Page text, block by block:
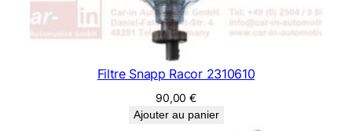
Filtre Snapp Racor 2310610
90,00€
Ajouter au panier